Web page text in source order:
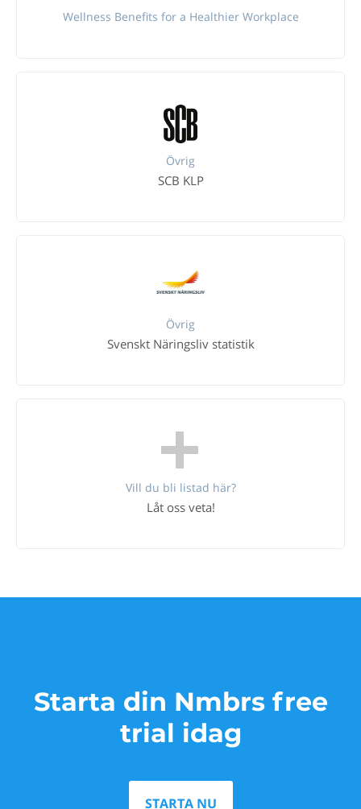
Wellness Benefits for a Healthier Workplace
Övrig
SCB KLP
Övrig
Svenskt Näringsliv statistik
Vill du bli listad här?
Låt oss veta!
Starta din Nmbrs free
trial idag
STARTA NU